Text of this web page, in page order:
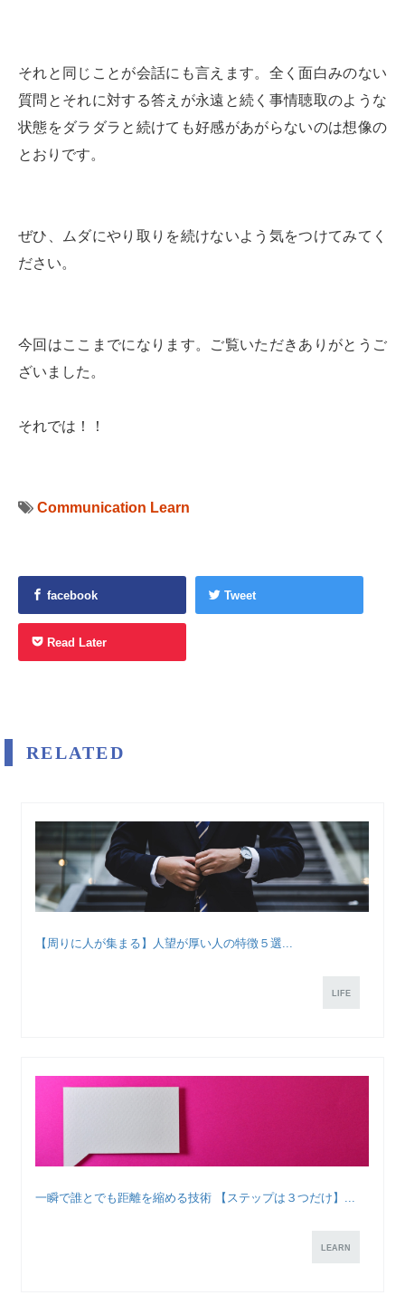
それと同じことが会話にも言えます。全く面白みのない
質問とそれに対する答えが永遠と続く事情聴取のような
状態をダラダラと続けても好感があがらないのは想像の
とおりです。
ぜひ、ムダにやり取りを続けないよう気をつけてみてく
ださい。
今回はここまでになります。ご覧いただきありがとうご
ざいました。
それでは！！
Communication Learn
facebook Tweet
Read Later
RELATED
【周りに人が集まる】人望が厚い人の特徴５選...
LIFE
一瞬で誰とでも距離を縮める技術 【ステップは３つだけ】...
LEARN